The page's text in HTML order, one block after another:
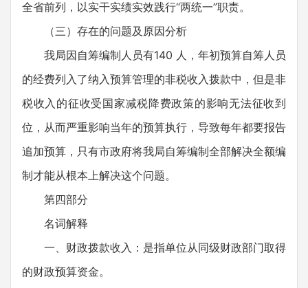
全省前列，以实干实绩实效践行“两统一”职责。
（三）存在的问题及原因分析
我局因自筹编制人员有140 人，年初预算自筹人员
的经费列入了纳入预算管理的非税收入拨款中，但是非
税收入的征收受国家减税降费政策的影响无法征收到
位，从而严重影响当年的预算执行，导致每年都要报告
追加预算，只有市政府将我局自筹编制全部解决全额编
制才能从根本上解决这个问题。
第四部分
名词解释
一、财政拨款收入：是指单位从同级财政部门取得
的财政预算资金。